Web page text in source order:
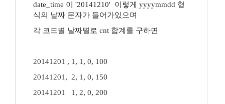
date_time 이 '20141210' 이렇게 yyyymmdd 형
식의 날짜 문자가 들어가있으며
각 코드별 날짜별로 cnt 합계를 구하면
20141201 , 1, 1, 0, 100
20141201, 2, 1, 0, 150
20141201 1, 2, 0, 200